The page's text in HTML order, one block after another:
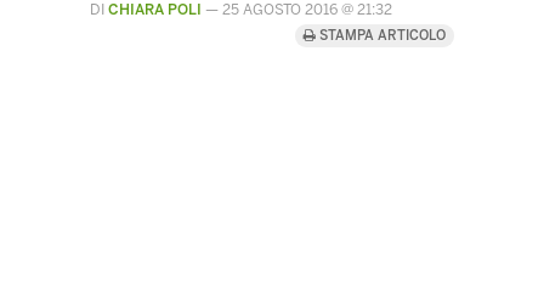
DI CHIARA POLI — 25 AGOSTO 2016 @ 21:32
STAMPA ARTICOLO